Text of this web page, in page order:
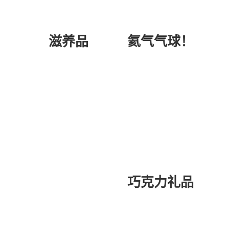
滋养品 氦气气球！
巧克力礼品